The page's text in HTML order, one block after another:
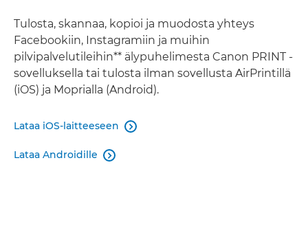
Tulosta, skannaa, kopioi ja muodosta yhteys
Facebookiin, Instagramiin ja muihin
pilvipalvelutileihin** älypuhelimesta Canon PRINT -
sovelluksella tai tulosta ilman sovellusta AirPrintillä
(iOS) ja Moprialla (Android).
Lataa iOS-laitteeseen 
Lataa Androidille 